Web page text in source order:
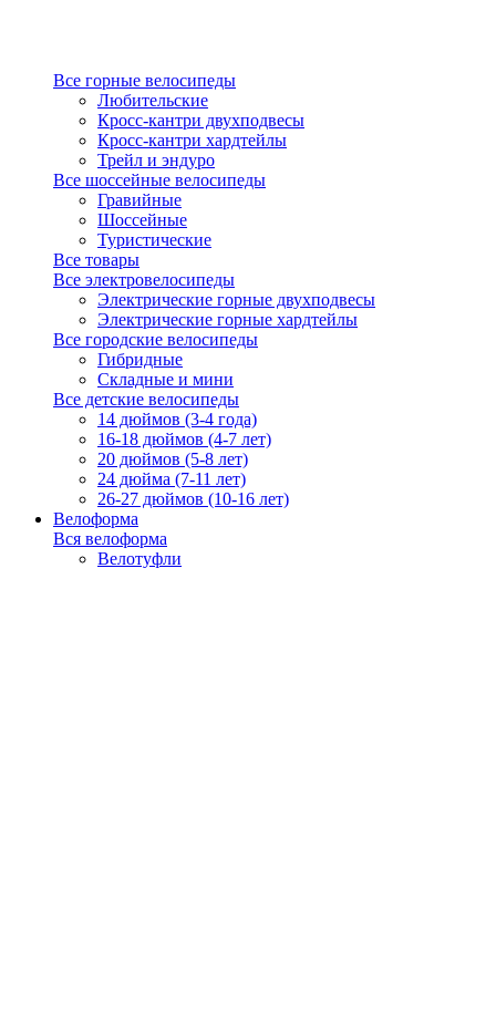
Все горные велосипеды
Любительские
Кросс-кантри двухподвесы
Кросс-кантри хардтейлы
Трейл и эндуро
Все шоссейные велосипеды
Гравийные
Шоссейные
Туристические
Все товары
Все электровелосипеды
Электрические горные двухподвесы
Электрические горные хардтейлы
Все городские велосипеды
Гибридные
Складные и мини
Все детские велосипеды
14 дюймов (3-4 года)
16-18 дюймов (4-7 лет)
20 дюймов (5-8 лет)
24 дюйма (7-11 лет)
26-27 дюймов (10-16 лет)
Велоформа
Вся велоформа
Велотуфли